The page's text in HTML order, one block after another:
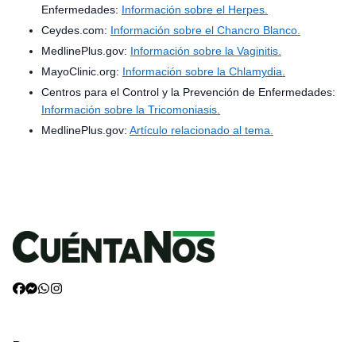
Enfermedades: Información sobre el Herpes.
Ceydes.com: Información sobre el Chancro Blanco.
MedlinePlus.gov: Información sobre la Vaginitis.
MayoClinic.org: Información sobre la Chlamydia.
Centros para el Control y la Prevención de Enfermedades:
Información sobre la Tricomoniasis.
MedlinePlus.gov: Artículo relacionado al tema.